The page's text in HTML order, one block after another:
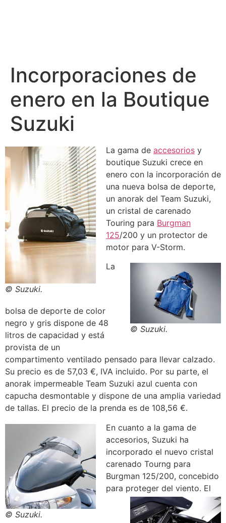
Incorporaciones de
enero en la Boutique
Suzuki
© Suzuki.
La gama de accesorios y
boutique Suzuki crece en
enero con la incorporación de
una nueva bolsa de deporte,
un anorak del Team Suzuki,
un cristal de carenado
Touring para Burgman
125/200 y un protector de
motor para V-Storm.
© Suzuki.
La
bolsa de deporte de color
negro y gris dispone de 48
litros de capacidad y está
provista de un
compartimento ventilado pensado para llevar calzado.
Su precio es de 57,03 €, IVA incluido. Por su parte, el
anorak impermeable Team Suzuki azul cuenta con
capucha desmontable y dispone de una amplia variedad
de tallas. El precio de la prenda es de 108,56 €.
© Suzuki.
En cuanto a la gama de
accesorios, Suzuki ha
incorporado el nuevo cristal
carenado Tourng para
Burgman 125/200, concebido
para proteger del viento. El